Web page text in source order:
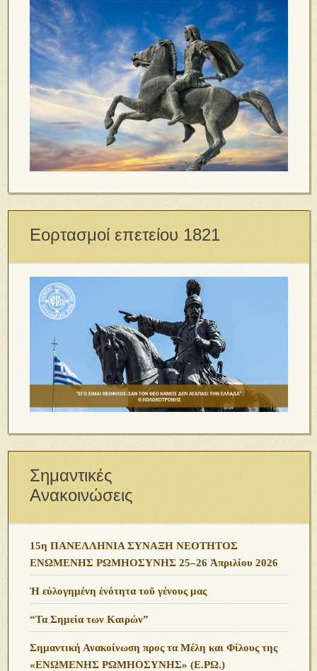
Εορτασμοί επετείου 1821
Σημαντικές
Ανακοινώσεις
15η ΠΑΝΕΛΛΗΝΙΑ ΣΥΝΑΞΗ ΝΕΟΤΗΤΟΣ
ΕΝΩΜΕΝΗΣ ΡΩΜΗΟΣΥΝΗΣ 25–26 Ἀπριλίου 2026
Ἡ εὐλογημένη ἑνότητα τοῦ γένους μας
“Τα Σημεία των Καιρών”
Σημαντική Ανακοίνωση προς τα Μέλη και Φίλους της
«ΕΝΩΜΕΝΗΣ ΡΩΜΗΟΣΥΝΗΣ» (Ε.ΡΩ.)